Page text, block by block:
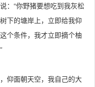
：“你野猪要想吃到我灰松
下的塘岸上，立即给我仰
个条件，我才立即摘个柚
仰面朝天空，我自己的大